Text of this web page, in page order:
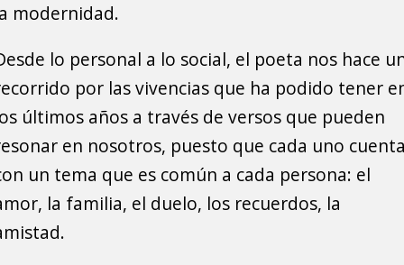
modernidad.
lo personal a lo social, el poeta nos hace
por las vivencias que ha podido tener
últimos años a través de versos que pueden
en nosotros, puesto que cada uno
un tema que es común a cada persona: el
la familia, el duelo, los recuerdos, la